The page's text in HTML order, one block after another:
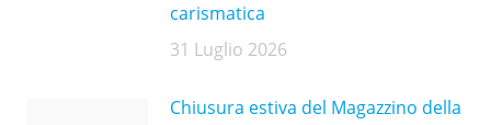
carismatica
31 Luglio 2026
Chiusura estiva del Magazzino della